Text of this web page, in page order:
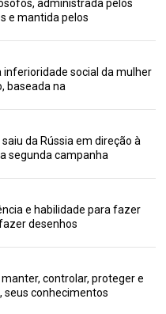
administrada pelos
e mantida pelos
inferioridade social da mulher
baseada na
da Rússia em direção à
segunda campanha
e habilidade para fazer
desenhos
controlar, proteger e
seus conhecimentos